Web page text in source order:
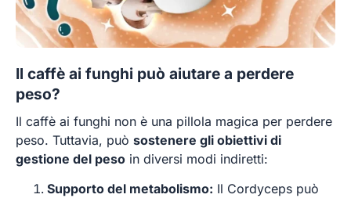
Il caffè ai funghi può aiutare a perdere
peso?
Il caffè ai funghi non è una pillola magica per perdere
peso. Tuttavia, può sostenere gli obiettivi di
gestione del peso in diversi modi indiretti:
Supporto del metabolismo: Il Cordyceps può